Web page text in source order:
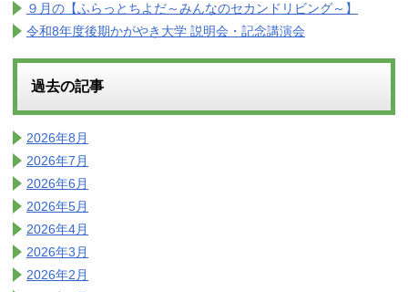
９月の【ふらっとちよだ～みんなのセカンドリビング～】
令和8年度後期かがやき大学 説明会・記念講演会
過去の記事
2026年8月
2026年7月
2026年6月
2026年5月
2026年4月
2026年3月
2026年2月